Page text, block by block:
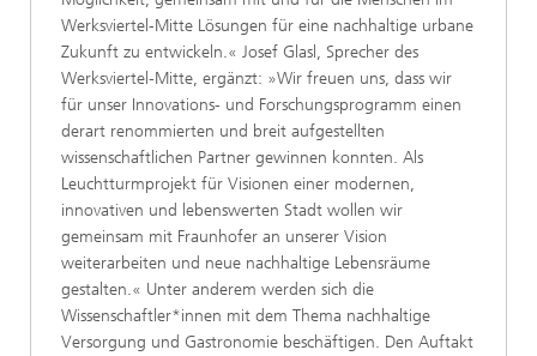
Werksviertel-Mitte Lösungen für eine nachhaltige urbane
Zukunft zu entwickeln.« Josef Glasl, Sprecher des
Werksviertel-Mitte, ergänzt: »Wir freuen uns, dass wir
für unser Innovations- und Forschungsprogramm einen
derart renommierten und breit aufgestellten
wissenschaftlichen Partner gewinnen konnten. Als
Leuchtturmprojekt für Visionen einer modernen,
innovativen und lebenswerten Stadt wollen wir
gemeinsam mit Fraunhofer an unserer Vision
weiterarbeiten und neue nachhaltige Lebensräume
gestalten.« Unter anderem werden sich die
Wissenschaftler*innen mit dem Thema nachhaltige
Versorgung und Gastronomie beschäftigen. Den Auftakt